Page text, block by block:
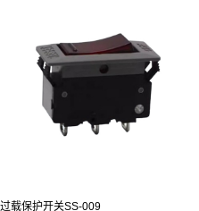
过载保护开关SS-009